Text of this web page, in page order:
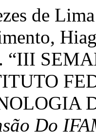
de
“III
Do